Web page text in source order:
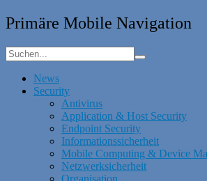
Primäre Mobile Navigation
News
Security
Antivirus
Application & Host Security
Endpoint Security
Informationssicherheit
Mobile Computing & Device
Netzwerksicherheit
Organisation